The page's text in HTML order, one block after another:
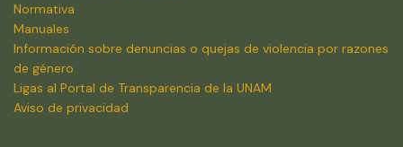
Normativa
Manuales
Información sobre denuncias o quejas de violencia por razones
de género
Ligas al Portal de Transparencia de la UNAM
Aviso de privacidad